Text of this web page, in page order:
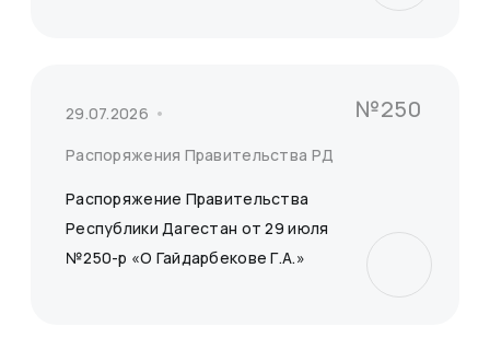
29.07.2026
Распоряжения Правительства РД
№250
Распоряжение Правительства
Республики Дагестан от 29 июля
№250-р «О Гайдарбекове Г.А.»